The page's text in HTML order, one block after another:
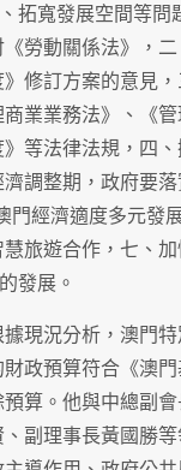
拓寬發展空間等問
勞動關係法》，二
修訂方案的意見
商業業務法》、《
》等法律法規，四
調整期，政府要落
門經濟適度多元發
旅遊合作，七、
發展。
現況分析，澳門
政預算符合《澳門
算。他與中總副
副理事長黃國勝